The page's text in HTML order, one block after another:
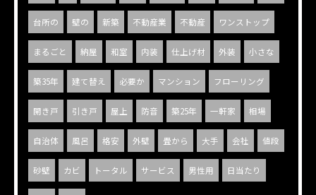
台所の 壁の 新築 不動産業 不動産 ワンストップ
まるごと 納屋 和室 内装 仕上げ材 外装 小さな
築35年 建て替え 必要か マンション フローリング
開き戸 引き戸 屋上 防音 築25年 一軒家 相場
自治体 風呂 格安 外壁 畳から 大手 会社 値段
砂壁 カビ トータル サービス 男性用 日当たり